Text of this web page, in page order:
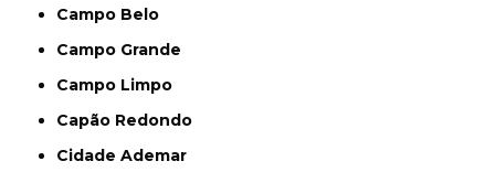
Campo Belo
Campo Grande
Campo Limpo
Capão Redondo
Cidade Ademar